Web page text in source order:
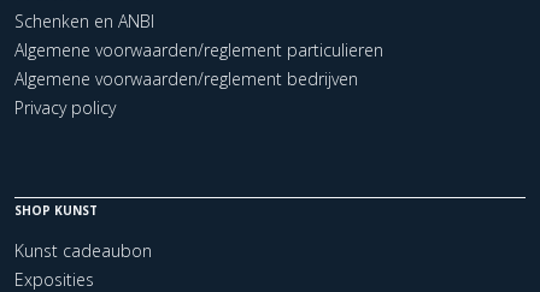
Schenken en ANBI
Algemene voorwaarden/reglement particulieren
Algemene voorwaarden/reglement bedrijven
Privacy policy
SHOP KUNST
Kunst cadeaubon
Exposities